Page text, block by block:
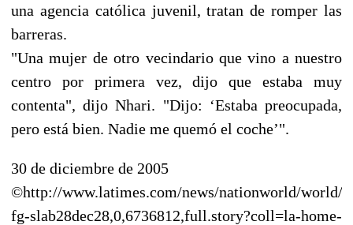
una agencia católica juvenil, tratan de romper las
barreras.
"Una mujer de otro vecindario que vino a nuestro
centro por primera vez, dijo que estaba muy
contenta", dijo Nhari. "Dijo: ‘Estaba preocupada,
pero está bien. Nadie me quemó el coche’".
30 de diciembre de 2005
©http://www.latimes.com/news/nationworld/world/
fg-slab28dec28,0,6736812,full.story?coll=la-home-